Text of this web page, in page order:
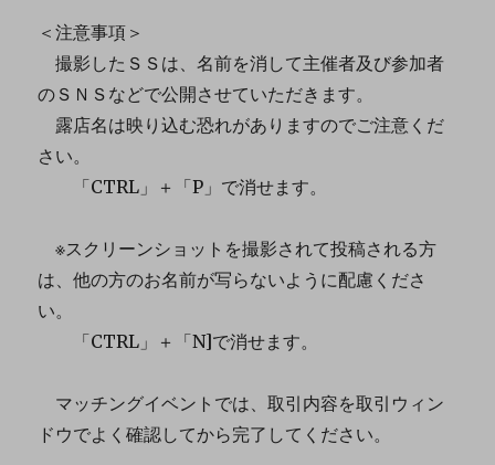
＜注意事項＞
撮影したＳＳは、名前を消して主催者及び参加者
のＳＮＳなどで公開させていただきます。
露店名は映り込む恐れがありますのでご注意くだ
さい。
「CTRL」＋「P」で消せます。
※スクリーンショットを撮影されて投稿される方
は、他の方のお名前が写らないように配慮くださ
い。
「CTRL」＋「N]で消せます。
マッチングイベントでは、取引内容を取引ウィン
ドウでよく確認してから完了してください。